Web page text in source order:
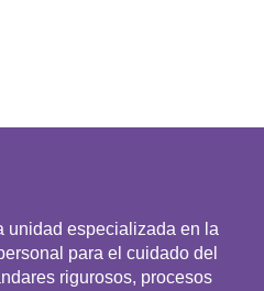
unidad especializada en la
para el cuidado del
rigurosos, procesos